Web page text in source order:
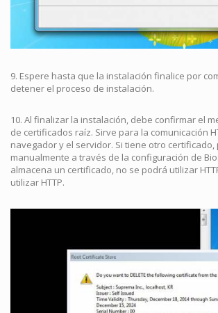
9. Espere hasta que la instalación finalice por
detener el proceso de instalación.
10. Al finalizar la instalación, debe confirmar el
de certificados raíz. Sirve para la comunicación
navegador y el servidor. Si tiene otro
manualmente a través de la configuración de
almacena un certificado, no se podrá utilizar
utilizar HTTP.